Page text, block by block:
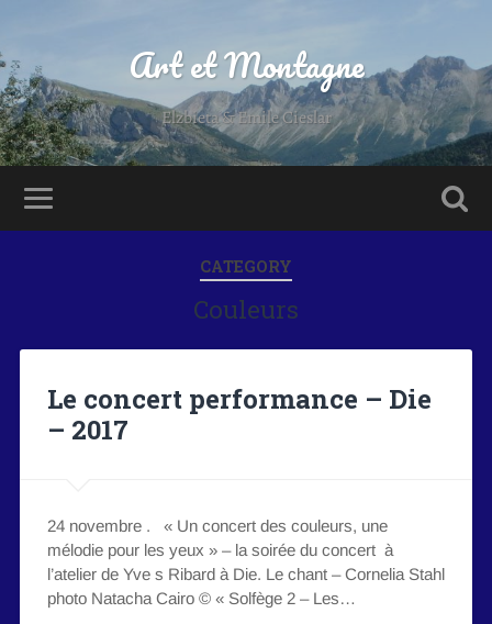
Art et Montagne
Elzbieta & Emile Cieslar
CATEGORY
Couleurs
Le concert performance – Die
– 2017
24 novembre . « Un concert des couleurs, une
mélodie pour les yeux » – la soirée du concert à
l’atelier de Yve s Ribard à Die. Le chant – Cornelia Stahl
photo Natacha Cairo © « Solfège 2 – Les…